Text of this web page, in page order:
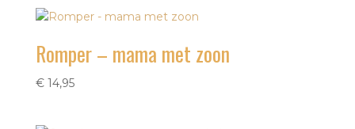
Romper – mama met zoon
€14,95